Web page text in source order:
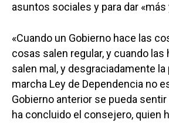
asuntos sociales y para dar
«Cuando un Gobierno hace las
cosas salen regular, y cuando las
salen mal, y desgraciadamente la
marcha Ley de Dependencia no
Gobierno anterior se pueda
ha concluido el consejero, quien